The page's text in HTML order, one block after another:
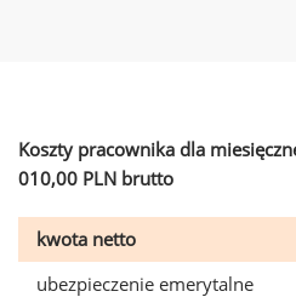
Koszty pracownika dla
010,00 PLN brutto
kwota netto
ubezpieczenie emerytalne